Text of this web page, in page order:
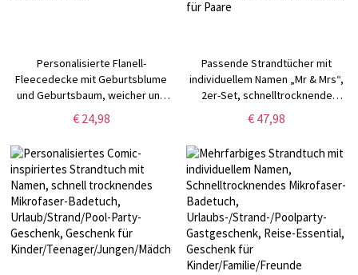
Personalisierte Flanell-
Fleecedecke mit Geburtsblume
und Geburtsbaum, weicher und
gemütlicher Überwurf für
Bettcouch,
Hochzeits-/Jubiläumsgeschenk
für Ihn/Sie/Paar
€ 24,98
Passende Strandtücher mit
individuellem Namen „Mr & Mrs“,
2er-Set, schnelltrocknende
Mikrofaser-Badetücher,
unverzichtbar für die
Jubiläums-/Hochzeitsgeschenk
für Paare
€ 47,98